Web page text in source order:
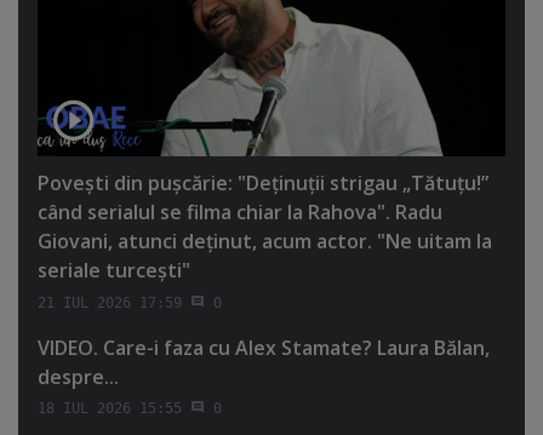
Poveşti din puşcărie: "Deţinuţii strigau „Tătuţu!”
când serialul se filma chiar la Rahova". Radu
Giovani, atunci deţinut, acum actor. "Ne uitam la
seriale turceşti"
21 IUL 2026 17:59 0
VIDEO. Care-i faza cu Alex Stamate? Laura Bălan,
despre...
18 IUL 2026 15:55 0